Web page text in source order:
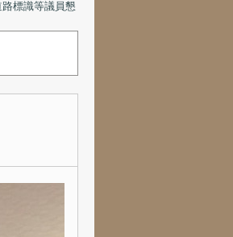
路標識等議員懇